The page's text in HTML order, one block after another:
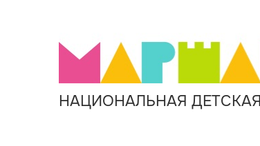
НАЦИОНАЛЬНАЯ